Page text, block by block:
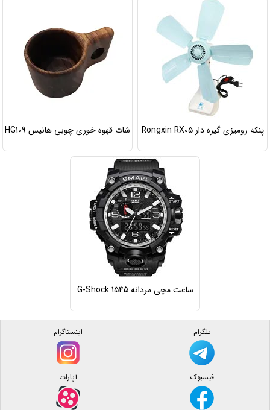
پنکه رومیزی گیره دار Rongxin RX05 شات قهوه خوری چوبی هانیس HG109
ساعت مچی مردانه G-Shock 1545
تلگرام اینستاگرام
فیسبوک آپارات